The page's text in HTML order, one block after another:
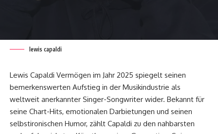
lewis capaldi
Lewis Capaldi Vermögen im Jahr 2025 spiegelt seinen
bemerkenswerten Aufstieg in der Musikindustrie als
weltweit anerkannter Singer-Songwriter wider. Bekannt für
seine Chart-Hits, emotionalen Darbietungen und seinen
selbstironischen Humor, zählt Capaldi zu den nahbarsten